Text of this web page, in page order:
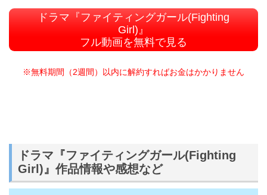
ドラマ『ファイティングガール(Fighting
Girl)』
フル動画を無料で見る
※無料期間（2週間）以内に解約すればお金はかかりません
ドラマ『ファイティングガール(Fighting
Girl)』作品情報や感想など